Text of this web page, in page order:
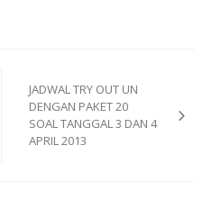
JADWAL TRY OUT UN
DENGAN PAKET 20
SOAL TANGGAL 3 DAN 4
APRIL 2013